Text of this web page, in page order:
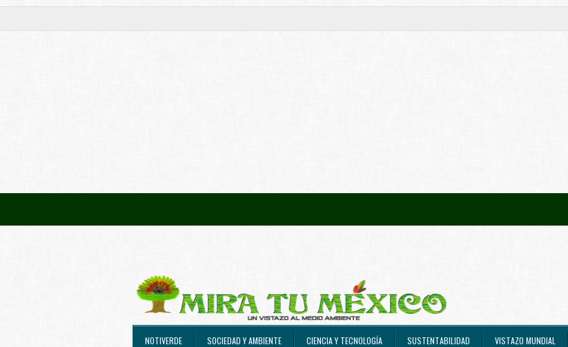
NOTIVERDE SOCIEDAD Y AMBIENTE CIENCIA Y TECNOLOGÍA SUSTENTABILIDAD VISTAZO MUNDIAL